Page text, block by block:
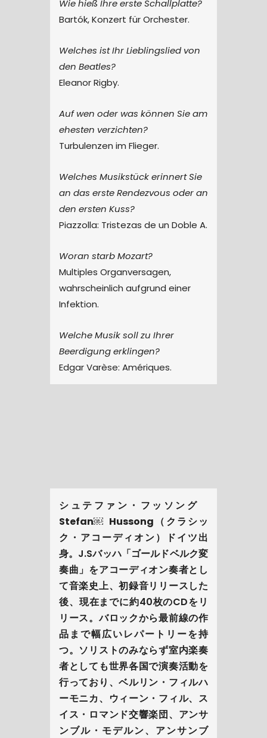
Wie hieß Ihre erste Schallplatte?
Bartók, Konzert für Orchester.
Welches ist Ihr Lieblingslied von
den Beatles?
Eleanor Rigby.
Auf wen oder was können Sie am
ehesten verzichten?
Turbulenzen im Flieger.
Welches Musikstück erinnert Sie
an das erste Rendezvous oder an
den ersten Kuss?
Piazzolla: Tristezas de un Doble A.
Woran starb Mozart?
Multiples Organversagen,
wahrscheinlich aufgrund einer
Infektion.
Welche Musik soll zu Ihrer
Beerdigung erklingen?
Edgar Varèse: Amériques.
シュテファン・フッソング
Stefan￼ Hussong （クラシッ
ク・アコーディオン）
ドイツ出
身。J.Sバッハ「ゴールドベルク変
奏曲」をアコーディオン奏者とし
て音楽史上、初録音リリースした
後、現在までに約40枚のCDをリ
リース。バロックから最前線の作
品まで幅広いレパートリーを持
つ。ソリストのみならず室内楽奏
者としても世界各国で演奏活動を
行っており、ベルリン・フィルハ
ーモニカ、ウィーン・フィル、ス
イス・ロマンド交響楽団、アンサ
ンブル・モデルン、アンサンブ